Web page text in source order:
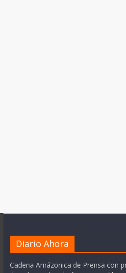
Diario Ahora
Cadena Amázonica de Prensa con